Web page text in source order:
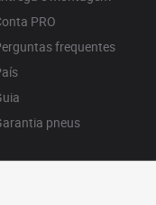
PRO
frequentes
pneus